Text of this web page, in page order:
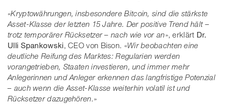
«Kryptowährungen, insbesondere Bitcoin, sind die stärkste
Asset-Klasse der letzten 15 Jahre. Der positive Trend hält –
trotz temporärer Rücksetzer – nach wie vor an», erklärt Dr.
Ulli Spankowski, CEO von Bison. «Wir beobachten eine
deutliche Reifung des Marktes: Regularien werden
vorangetrieben, Staaten investieren, und immer mehr
Anlegerinnen und Anleger erkennen das langfristige Potenzial
– auch wenn die Asset-Klasse weiterhin volatil ist und
Rücksetzer dazugehören.»